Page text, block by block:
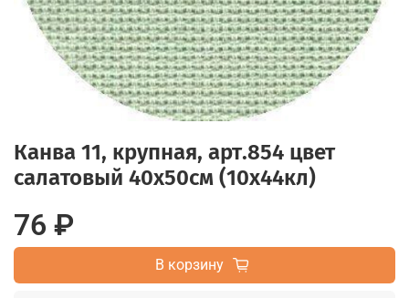
Канва 11, крупная, арт.854 цвет
салатовый 40х50см (10x44кл)
76 ₽
В корзину